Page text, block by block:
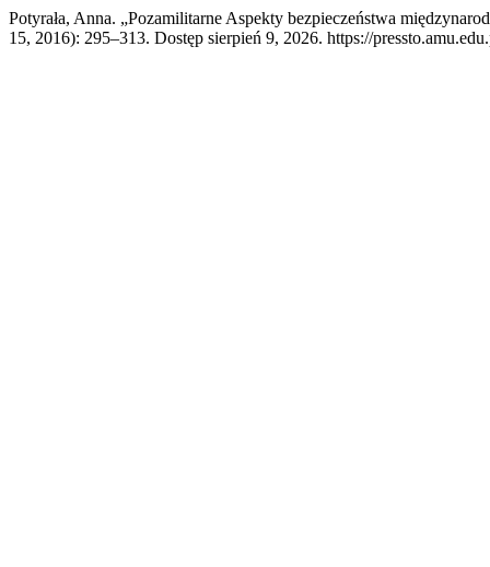
Potyrała, Anna. „Pozamilitarne Aspekty bezpieczeństwa
15, 2016): 295–313. Dostęp sierpień 9, 2026. https://